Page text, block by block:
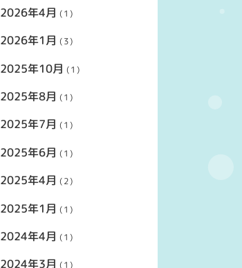
2026年4月 (1)
2026年1月 (3)
2025年10月 (1)
2025年8月 (1)
2025年7月 (1)
2025年6月 (1)
2025年4月 (2)
2025年1月 (1)
2024年4月 (1)
2024年3月 (1)